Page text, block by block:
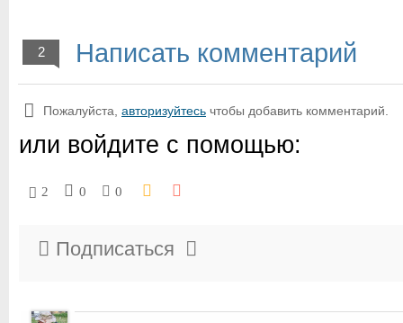
2 Написать комментарий
Пожалуйста, авторизуйтесь чтобы добавить комментарий.
или войдите с помощью:
2 0 0
Подписаться